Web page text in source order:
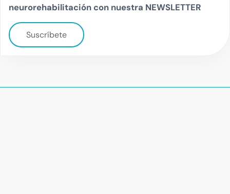
neurorehabilitación con nuestra NEWSLETTER
Suscríbete